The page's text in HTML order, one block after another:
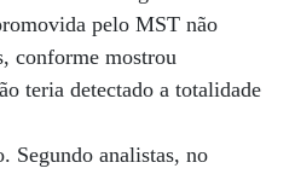
pelo MST não
conforme mostrou
teria detectado a totalidade
Segundo analistas, no